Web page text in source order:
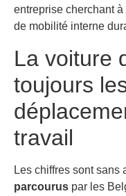
entreprise cherchant
de mobilité interne
La voiture
toujours
travail
Les chiffres sont sans
parcourus par les